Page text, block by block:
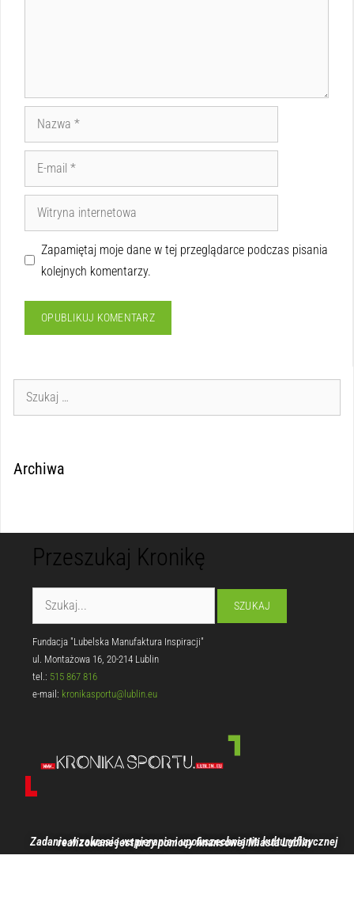
Zapamiętaj moje dane w tej przeglądarce podczas pisania
kolejnych komentarzy.
Archiwa
Przeszukaj Kronikę
Fundacja "Lubelska Manufaktura Inspiracji"
ul. Montażowa 16, 20-214 Lublin
tel.: 515 867 816
e-mail: kronikasportu@lublin.eu
Zadanie w zakresie wspierania i upowszechniania kultury fizycznej realizowane jest przy pomocy finansowej Miasta Lublin